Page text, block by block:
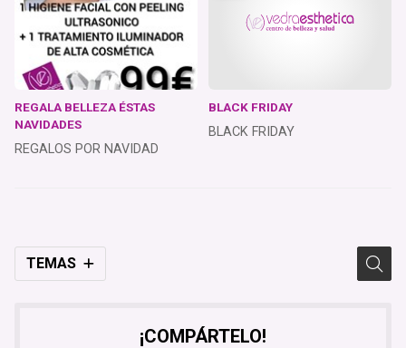
TEMAS
REGALA BELLEZA ÉSTAS
NAVIDADES
REGALOS POR NAVIDAD
BLACK FRIDAY
BLACK FRIDAY
¡COMPÁRTELO!